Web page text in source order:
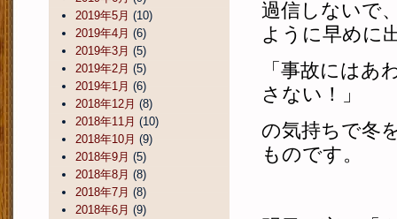
過信しないで
ように早めに
「事故にはあ
さない！」
の気持ちで冬
ものです。
2019年5月 (10)
2019年4月 (6)
2019年3月 (5)
2019年2月 (5)
2019年1月 (6)
2018年12月 (8)
2018年11月 (10)
2018年10月 (9)
2018年9月 (5)
2018年8月 (8)
2018年7月 (8)
2018年6月 (9)